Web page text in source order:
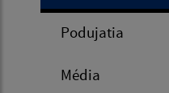
Podujatia
Média